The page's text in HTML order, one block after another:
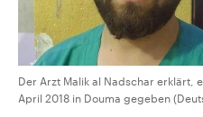
Der Arzt Malik al Nadschar erklärt,
April 2018 in Douma gegeben